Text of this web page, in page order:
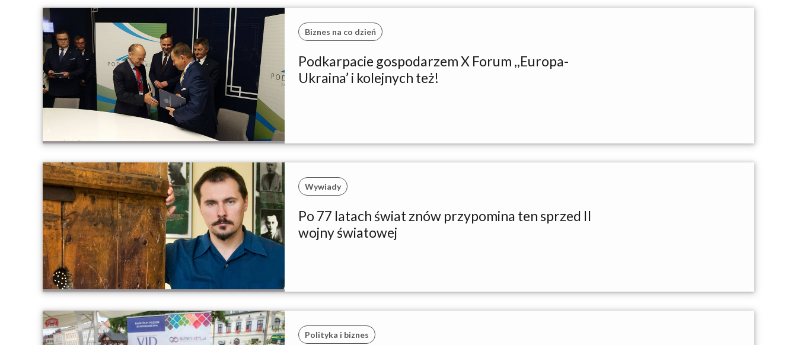
Biznes na co dzień
Podkarpacie gospodarzem X Forum ,,Europa-
Ukraina’ i kolejnych też!
Wywiady
Po 77 latach świat znów przypomina ten sprzed II
wojny światowej
Polityka i biznes